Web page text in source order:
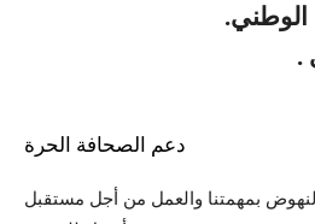
الوطني.
.
دعم الصحافة الحرة
بمهمتنا والعمل من أجل مستقبل